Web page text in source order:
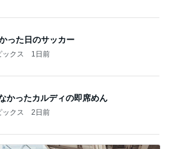
った日のサッカー
ックス 1日前
かったカルディの即席めん
ックス 2日前